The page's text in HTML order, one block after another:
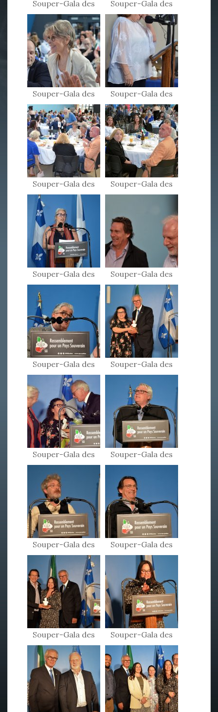
Souper-Gala des
Patriotes 2024
Souper-Gala des
Patriotes 2024
Souper-Gala des
Patriotes 2024
Souper-Gala des
Patriotes 2024
Souper-Gala des
Patriotes 2024
Souper-Gala des
Patriotes 2024
Souper-Gala des
Patriotes 2024
Souper-Gala des
Patriotes 2024
Souper-Gala des
Patriotes 2024
Souper-Gala des
Patriotes 2024
Souper-Gala des
Patriotes 2024
Souper-Gala des
Patriotes 2024
Souper-Gala des
Patriotes 2024
Souper-Gala des
Patriotes 2024
Souper-Gala des
Patriotes 2024
Souper-Gala des
Patriotes 2024